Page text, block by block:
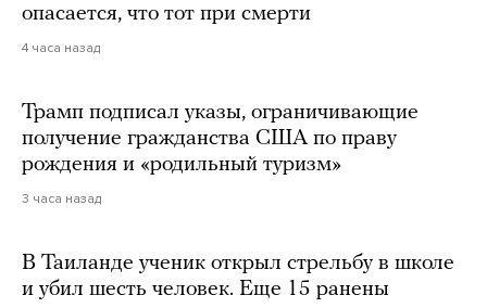
опасается, что тот при смерти
4 часа назад
Трамп подписал указы, ограничивающие
получение гражданства США по праву
рождения и «родильный туризм»
3 часа назад
В Таиланде ученик открыл стрельбу в школе
и убил шесть человек. Еще 15 ранены